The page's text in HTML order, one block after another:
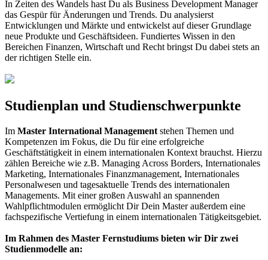
In Zeiten des Wandels hast Du als Business Development Manager
das Gespür für Änderungen und Trends. Du analysierst
Entwicklungen und Märkte und entwickelst auf dieser Grundlage
neue Produkte und Geschäftsideen. Fundiertes Wissen in den
Bereichen Finanzen, Wirtschaft und Recht bringst Du dabei stets an
der richtigen Stelle ein.
Studienplan und Studienschwerpunkte
Im Master International Management stehen Themen und
Kompetenzen im Fokus, die Du für eine erfolgreiche
Geschäftstätigkeit in einem internationalen Kontext brauchst. Hierzu
zählen Bereiche wie z.B. Managing Across Borders, Internationales
Marketing, Internationales Finanzmanagement, Internationales
Personalwesen und tagesaktuelle Trends des internationalen
Managements. Mit einer großen Auswahl an spannenden
Wahlpflichtmodulen ermöglicht Dir Dein Master außerdem eine
fachspezifische Vertiefung in einem internationalen Tätigkeitsgebiet.
Im Rahmen des Master Fernstudiums bieten wir Dir zwei
Studienmodelle an: